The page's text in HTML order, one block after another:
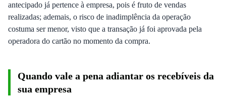
antecipado já pertence à empresa, pois é fruto de vendas
realizadas; ademais, o risco de inadimplência da operação
costuma ser menor, visto que a transação já foi aprovada pela
operadora do cartão no momento da compra.
Quando vale a pena adiantar os recebíveis da
sua empresa